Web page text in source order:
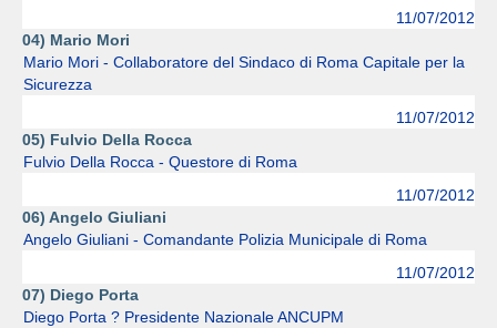
11/07/2012
04) Mario Mori
Mario Mori - Collaboratore del Sindaco di Roma Capitale per la
Sicurezza
11/07/2012
05) Fulvio Della Rocca
Fulvio Della Rocca - Questore di Roma
11/07/2012
06) Angelo Giuliani
Angelo Giuliani - Comandante Polizia Municipale di Roma
11/07/2012
07) Diego Porta
Diego Porta ? Presidente Nazionale ANCUPM